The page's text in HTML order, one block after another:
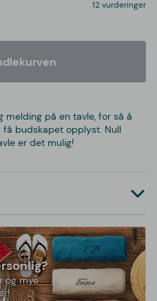
12 vurderinger
melding på en tavle, for så å
budskapet opplyst. Null
er det mulig!
og mye